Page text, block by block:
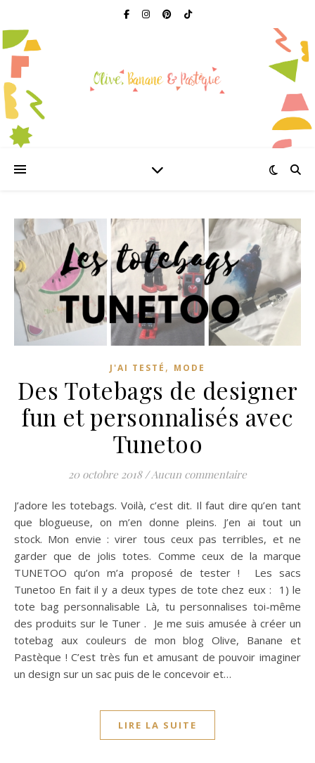
J'AI TESTÉ , MODE
Des Totebags de designer
fun et personnalisés avec
Tunetoo
20 octobre 2018 / Aucun commentaire
J’adore les totebags. Voilà, c’est dit. Il faut dire qu’en tant
que blogueuse, on m’en donne pleins. J’en ai tout un
stock. Mon envie : virer tous ceux pas terribles, et ne
garder que de jolis totes. Comme ceux de la marque
TUNETOO qu’on m’a proposé de tester ! Les sacs
Tunetoo En fait il y a deux types de tote chez eux : 1) le
tote bag personnalisable Là, tu personnalises toi-même
des produits sur le Tuner . Je me suis amusée à créer un
totebag aux couleurs de mon blog Olive, Banane et
Pastèque ! C’est très fun et amusant de pouvoir imaginer
un design sur un sac puis de le concevoir et…
LIRE LA SUITE